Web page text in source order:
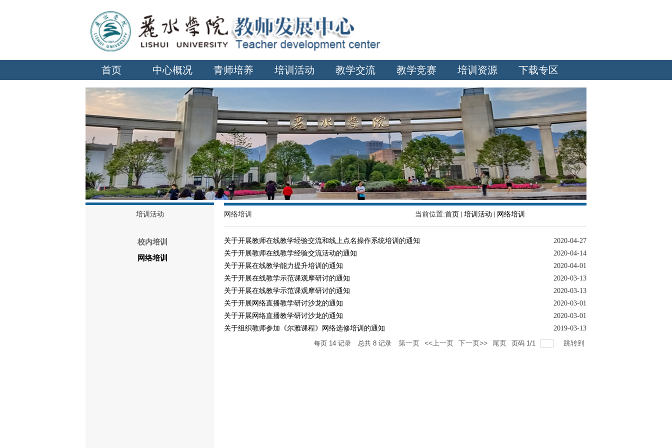
首页 中心概况 青师培养 培训活动 教学交流 教学竞赛 培训资源 下载专区
培训活动
校内培训
网络培训
网络培训 当前位置:首页 培训活动 网络培训
关于开展教师在线教学经验交流和线上点名操作系统培训的通知
2020-04-27
关于开展教师在线教学经验交流活动的通知
2020-04-14
关于开展在线教学能力提升培训的通知
2020-04-01
关于开展在线教学示范课观摩研讨的通知
2020-03-13
关于开展在线教学示范课观摩研讨的通知
2020-03-13
关于开展网络直播教学研讨沙龙的通知
2020-03-01
关于开展网络直播教学研讨沙龙的通知
2020-03-01
关于组织教师参加《尔雅课程》网络选修培训的通知
2019-03-13
每页 14 记录 总共 8 记录 第一页 <<上一页 下一页>> 尾页 页码 1/1 跳转到